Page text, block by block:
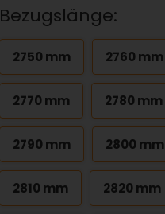
Bezugslänge:
2750 mm 2760 mm
2770 mm 2780 mm
2790 mm 2800 mm
2810 mm 2820 mm